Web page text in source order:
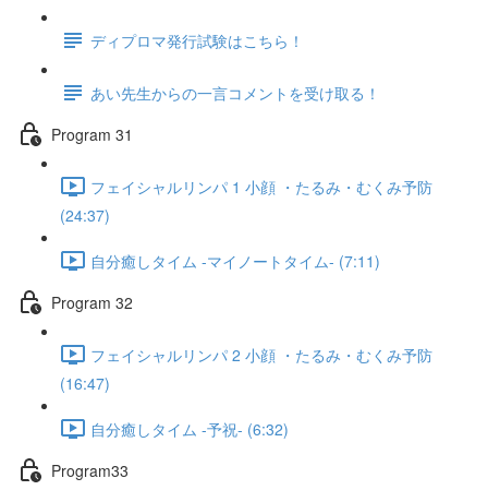
ディプロマ発行試験はこちら！
あい先生からの一言コメントを受け取る！
Program 31
フェイシャルリンパ 1 小顔 ・たるみ・むくみ予防
(24:37)
自分癒しタイム -マイノートタイム- (7:11)
Program 32
フェイシャルリンパ 2 小顔 ・たるみ・むくみ予防
(16:47)
自分癒しタイム -予祝- (6:32)
Program33